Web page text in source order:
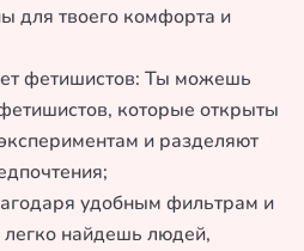
для твоего комфорта и
фетишистов: Ты можешь
которые открыты
и разделяют
удобным фильтрам и
легко найдешь людей,